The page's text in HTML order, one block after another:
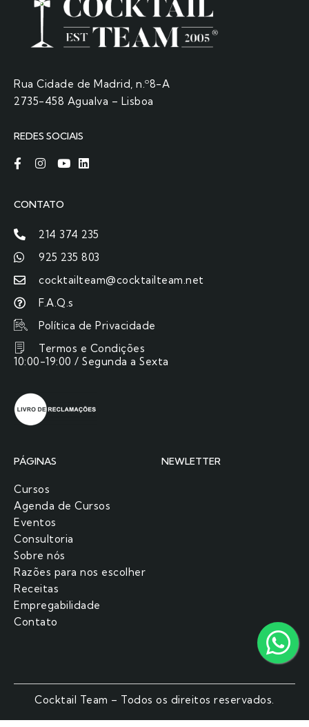
Rua Cidade de Madrid, n.º8-A
2735-458 Agualva – Lisboa
REDES SOCIAIS
CONTATO
214 374 235
925 235 803
cocktailteam@cocktailteam.net
F.A.Q.s
Política de Privacidade
Termos e Condições
10:00-19:00 / Segunda a Sexta
PÁGINAS
Cursos
Agenda de Cursos
Eventos
Consultoria
Sobre nós
Razões para nos escolher​
Receitas
Empregabilidade
Contato
NEWLETTER
Cocktail Team – Todos os direitos reservados.